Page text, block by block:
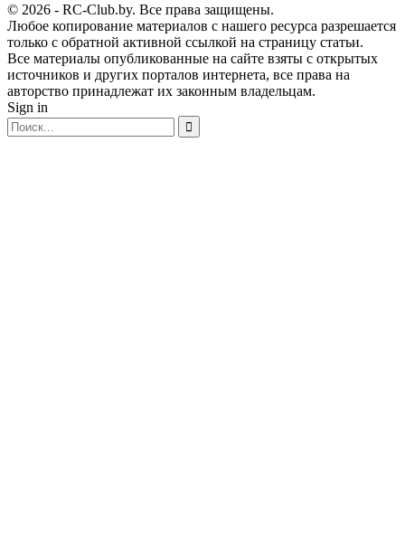
© 2026 - RC-Club.by. Все права защищены.
Любое копирование материалов с нашего ресурса разрешается
только с обратной активной ссылкой на страницу статьи.
Все материалы опубликованные на сайте взяты с открытых
источников и других порталов интернета, все права на
авторство принадлежат их законным владельцам.
Sign in